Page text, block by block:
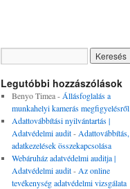
Legutóbbi hozzászólások
Benyo Timea- Állásfoglalás a
munkahelyi kamerás megfigyelésről
Adattovábbítási nyilvántartás |
Adatvédelmi audit- Adattovábbítás,
adatkezelések összekapcsolása
Webáruház adatvédelmi auditja |
Adatvédelmi audit- Az online
tevékenység adatvédelmi vizsgálata